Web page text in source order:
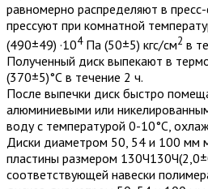
равномерно распределяют в
прессуют при комнатной
(490±49) ·104Па (50±5) кгс/см2 в
Полученный диск выпекают в
(370±5)°С в течение 2 ч.
После выпечки диск быстро
алюминиевыми или
воду с температурой 0-10°С,
Диски диаметром 50, 54 и 100 мм
пластины размером
соответствующей навески